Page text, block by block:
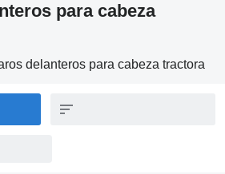
para cabeza
delanteros para cabeza tractora